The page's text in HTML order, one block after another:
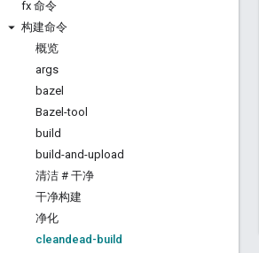
fx 命令
构建命令
概览
args
bazel
Bazel-tool
build
build-and-upload
清洁 # 干净
干净构建
净化
cleandead-build